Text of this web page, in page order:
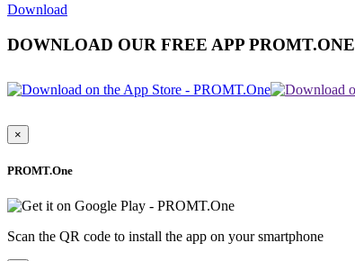
Download
DOWNLOAD OUR FREE APP PROMT.ONE
×
PROMT.One
Scan the QR code to install the app on your smartphone